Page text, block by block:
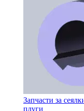
Запчасти за
плуги